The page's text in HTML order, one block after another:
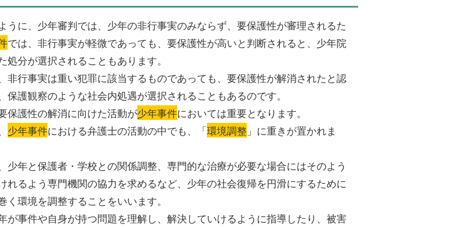
うに、少年審判では、少年の非行事実のみならず、要保護性が審理されるた
では、非行事実が軽微であっても、要保護性が高いと判断されると、少年院
処分が選択されることもあります。
非行事実は重い犯罪に該当するものであっても、要保護性が解消されたと認
保護観察のような社会内処遇が選択されることもあるのです。
保護性の解消に向けた活動が少年事件においては重要となります。
少年事件における弁護士の活動の中でも、「環境調整 」に重きが置かれま
少年と保護者・学校との関係調整、専門的な治療が必要な場合にはそのよう
れるよう専門機関の協力を求めるなど、少年の社会復帰を円滑にするために
く環境を調整することをいいます。
が事件や自身が持つ問題を理解し、解決していけるように指導したり、被害